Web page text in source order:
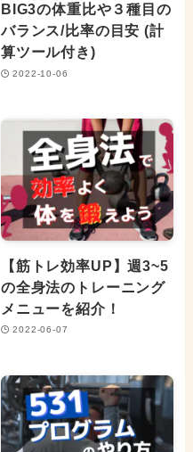
BIG3の体重比や３種目の
バランス/比率の目安 (計
算ツール付き)
2022-10-06
【筋トレ効率UP】週3~5
の全身法のトレーニング
メニューを紹介！
2022-06-07